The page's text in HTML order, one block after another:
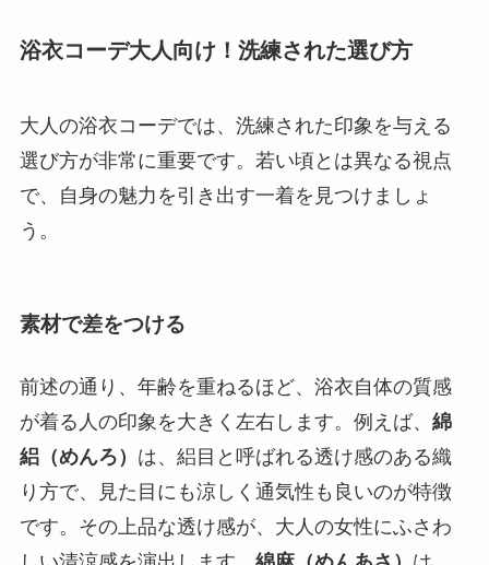
浴衣コーデ大人向け！洗練された選び方
大人の浴衣コーデでは、洗練された印象を与える
選び方が非常に重要です。若い頃とは異なる視点
で、自身の魅力を引き出す一着を見つけましょ
う。
素材で差をつける
前述の通り、年齢を重ねるほど、浴衣自体の質感
が着る人の印象を大きく左右します。例えば、 綿
絽（めんろ） は、絽目と呼ばれる透け感のある織
り方で、見た目にも涼しく通気性も良いのが特徴
です。その上品な透け感が、大人の女性にふさわ